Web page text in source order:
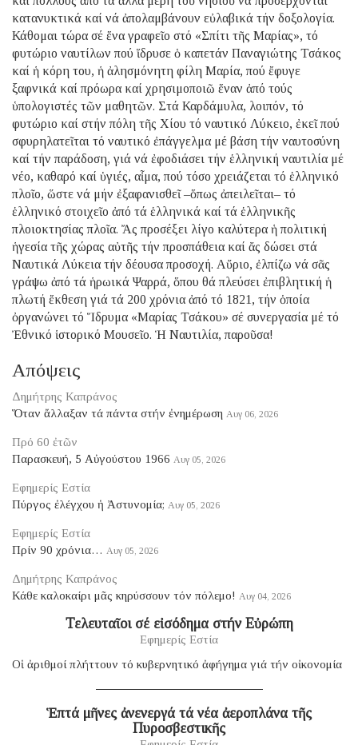
κατανυκτικά καί νά ἀπολαμβάνουν εὐλαβικά τήν δοξολογία.
Κάθομαι τώρα σέ ἕνα γραφεῖο στό «Σπίτι τῆς Μαρίας», τό
φυτώριο ναυτίλων πού ἵδρυσε ὁ καπετάν Παναγιώτης Τσάκος
καί ἡ κόρη του, ἡ ἀλησμόνητη φίλη Μαρία, πού ἔφυγε
ξαφνικά καί πρόωρα καί χρησιμοποιῶ ἕναν ἀπό τούς
ὑπολογιστές τῶν μαθητῶν. Στά Καρδάμυλα, λοιπόν, τό
φυτώριο καί στήν πόλη τῆς Χίου τό ναυτικό Λύκειο, ἐκεῖ πού
σφυρηλατεῖται τό ναυτικό ἐπάγγελμα μέ βάση τήν ναυτοσύνη
καί τήν παράδοση, γιά νά ἐφοδιάσει τήν ἑλληνική ναυτιλία μέ
νέο, καθαρό καί ὑγιές, αἷμα, πού τόσο χρειάζεται τό ἑλληνικό
πλοῖο, ὥστε νά μήν ἐξαφανισθεῖ –ὅπως ἀπειλεῖται– τό
ἑλληνικό στοιχεῖο ἀπό τά ἑλληνικά καί τά ἑλληνικῆς
πλοιοκτησίας πλοῖα. Ἄς προσέξει λίγο καλύτερα ἡ πολιτική
ἡγεσία τῆς χώρας αὐτῆς τήν προσπάθεια καί ἄς δώσει στά
Ναυτικά Λύκεια τήν δέουσα προσοχή. Αὔριο, ἐλπίζω νά σᾶς
γράψω ἀπό τά ἡρωικά Ψαρρά, ὅπου θά πλεύσει ἐπιβλητική ἡ
πλωτή ἔκθεση γιά τά 200 χρόνια ἀπό τό 1821, τήν ὁποία
ὀργανώνει τό Ἵδρυμα «Μαρίας Τσάκου» σέ συνεργασία μέ τό
Ἐθνικό ἱστορικό Μουσεῖο. Ἡ Ναυτιλία, παροῦσα!
Απόψεις
Δημήτρης Καπράνος
Ὅταν ἄλλαξαν τά πάντα στήν ἐνημέρωση Αυγ 06, 2026
Πρό 60 ἐτῶν
Παρασκευή, 5 Αὐγούστου 1966 Αυγ 05, 2026
Εφημερίς Εστία
Πύργος ἐλέγχου ἡ Ἀστυνομία; Αυγ 05, 2026
Εφημερίς Εστία
Πρίν 90 χρόνια… Αυγ 05, 2026
Δημήτρης Καπράνος
Κάθε καλοκαίρι μᾶς κηρύσσουν τόν πόλεμο! Αυγ 04, 2026
Τελευταῖοι σέ εἰσόδημα στήν Εὐρώπη
Εφημερίς Εστία
Οἱ ἀριθμοί πλήττουν τό κυβερνητικό ἀφήγημα γιά τήν οἰκονομία
Ἑπτά μῆνες ἀνενεργά τά νέα ἀεροπλάνα τῆς
Πυροσβεστικῆς